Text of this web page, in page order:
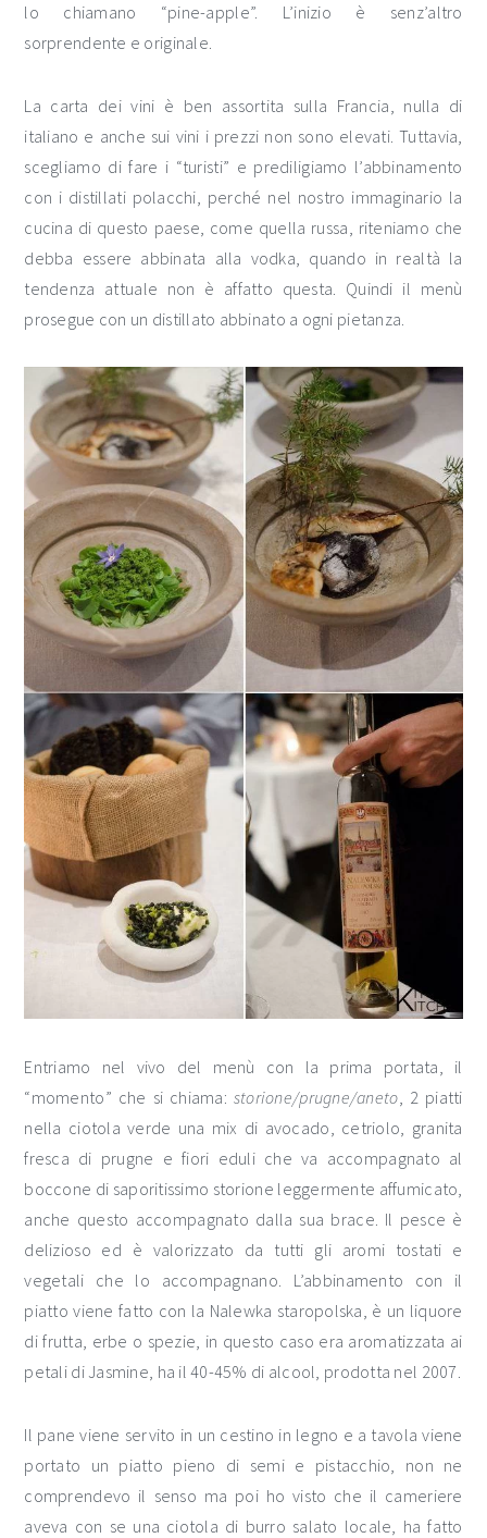
lo chiamano “pine-apple”. L’inizio è senz’altro
sorprendente e originale.
La carta dei vini è ben assortita sulla Francia, nulla di
italiano e anche sui vini i prezzi non sono elevati. Tuttavia,
scegliamo di fare i “turisti” e prediligiamo l’abbinamento
con i distillati polacchi, perché nel nostro immaginario la
cucina di questo paese, come quella russa, riteniamo che
debba essere abbinata alla vodka, quando in realtà la
tendenza attuale non è affatto questa. Quindi il menù
prosegue con un distillato abbinato a ogni pietanza.
Entriamo nel vivo del menù con la prima portata, il
“momento” che si chiama: storione/prugne/aneto , 2 piatti
nella ciotola verde una mix di avocado, cetriolo, granita
fresca di prugne e fiori eduli che va accompagnato al
boccone di saporitissimo storione leggermente affumicato,
anche questo accompagnato dalla sua brace. Il pesce è
delizioso ed è valorizzato da tutti gli aromi tostati e
vegetali che lo accompagnano. L’abbinamento con il
piatto viene fatto con la Nalewka staropolska, è un liquore
di frutta, erbe o spezie, in questo caso era aromatizzata ai
petali di Jasmine, ha il 40-45% di alcool, prodotta nel 2007.
Il pane viene servito in un cestino in legno e a tavola viene
portato un piatto pieno di semi e pistacchio, non ne
comprendevo il senso ma poi ho visto che il cameriere
aveva con se una ciotola di burro salato locale, ha fatto